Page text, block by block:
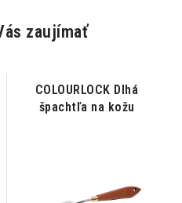
zaujímať
COLOURLOCK Dlhá
špachtľa na kožu